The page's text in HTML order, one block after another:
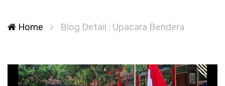
Home Blog Detail : Upacara Bendera